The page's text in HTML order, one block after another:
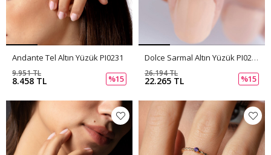
Andante Tel Altın Yüzük PI0231
8.458 TL
9.951 TL
%15
Dolce Sarmal Altın Yüzük PI0230
22.265 TL
26.194 TL
%15